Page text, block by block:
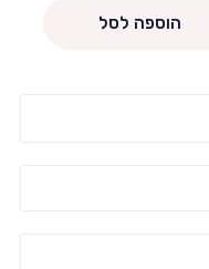
הוספה לסל